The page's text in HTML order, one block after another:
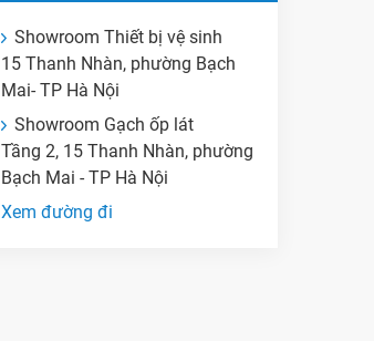
Showroom Thiết bị vệ sinh
15 Thanh Nhàn, phường Bạch
Mai- TP Hà Nội
Showroom Gạch ốp lát
Tầng 2, 15 Thanh Nhàn, phường
Bạch Mai - TP Hà Nội
Xem đường đi